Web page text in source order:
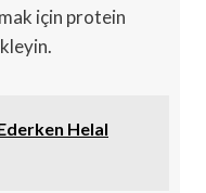
için protein
Helal